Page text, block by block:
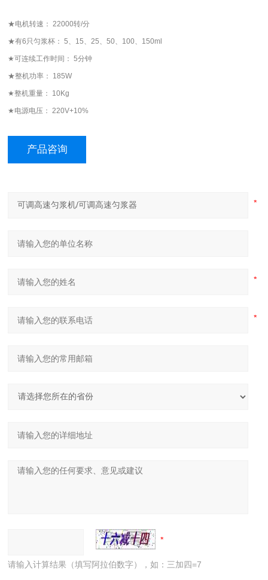
★电机转速： 22000转/分
★有6只匀浆杯： 5、15、25、50、100、150ml
★可连续工作时间： 5分钟
★整机功率： 185W
★整机重量： 10Kg
★电源电压： 220V+10%
产品咨询
请输入计算结果（填写阿拉伯数字），如：三加四=7